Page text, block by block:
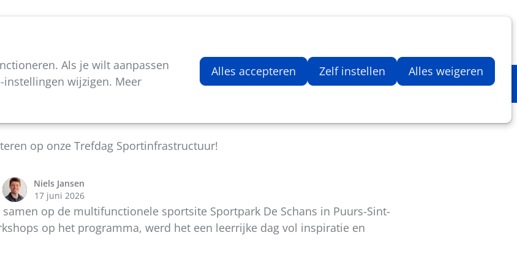
Als je wilt aanpassen
wijzigen. Meer
Alles accepteren Zelf instellen Alles weigeren
Aantal artikelen in
Trefdag Sportinfrastructuur
op onze Trefdag Sportinfrastructuur!
Niels Jansen
17 juni 2026
op de multifunctionele sportsite Sportpark De Schans in Puurs-Sint-
op het programma, werd het een leerrijke dag vol inspiratie en